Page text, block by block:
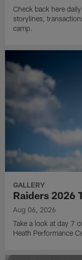
Check back here
storylines,
camp.
GALLERY
Raiders 2026
Aug 06, 2026
Take a look at day 7
Heath Performance